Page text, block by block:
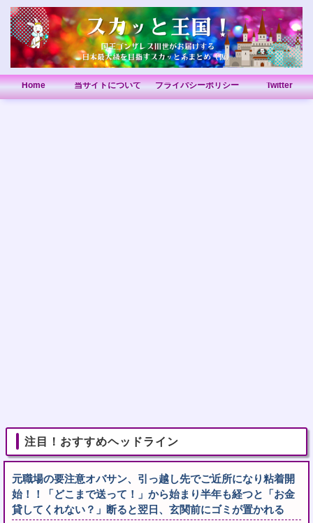
Home 当サイトについて プライバシーポリシー Twitter
注目！おすすめヘッドライン
元職場の要注意オバサン、引っ越し先でご近所になり粘着開
始！！「どこまで送って！」から始まり半年も経つと「お金
貸してくれない？」断ると翌日、玄関前にゴミが置かれる